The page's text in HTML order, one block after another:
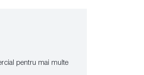
pentru mai multe